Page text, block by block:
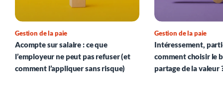
Gestion de la paie
Acompte sur salaire : ce que
l’employeur ne peut pas refuser (et
comment l’appliquer sans risque)
Gestion de la paie
Intéressement,
comment choisir le
partage de la valeur